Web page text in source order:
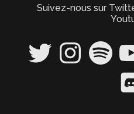
Suivez-nous sur
Twitter InstagramSpotify